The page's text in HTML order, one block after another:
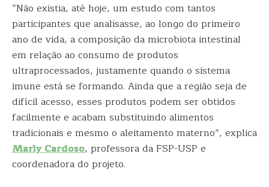
“Não existia, até hoje, um estudo com tantos
participantes que analisasse, ao longo do primeiro
ano de vida, a composição da microbiota intestinal
em relação ao consumo de produtos
ultraprocessados, justamente quando o sistema
imune está se formando. Ainda que a região seja de
difícil acesso, esses produtos podem ser obtidos
facilmente e acabam substituindo alimentos
tradicionais e mesmo o aleitamento materno”, explica
Marly Cardoso, professora da FSP-USP e
coordenadora do projeto.